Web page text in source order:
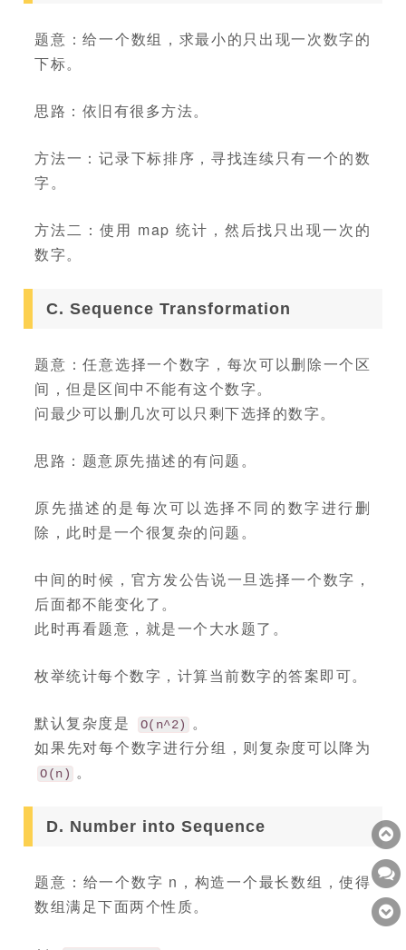
题意：给一个数组，求最小的只出现一次数字的
下标。
思路：依旧有很多方法。
方法一：记录下标排序，寻找连续只有一个的数
字。
方法二：使用 map 统计，然后找只出现一次的
数字。
C. Sequence Transformation
题意：任意选择一个数字，每次可以删除一个区
间，但是区间中不能有这个数字。
问最少可以删几次可以只剩下选择的数字。
思路：题意原先描述的有问题。
原先描述的是每次可以选择不同的数字进行删
除，此时是一个很复杂的问题。
中间的时候，官方发公告说一旦选择一个数字，
后面都不能变化了。
此时再看题意，就是一个大水题了。
枚举统计每个数字，计算当前数字的答案即可。
默认复杂度是 O(n^2)
。
如果先对每个数字进行分组，则复杂度可以降为
O(n) 。
D. Number into Sequence
题意：给一个数字 n，构造一个最长数组，使得
数组满足下面两个性质。